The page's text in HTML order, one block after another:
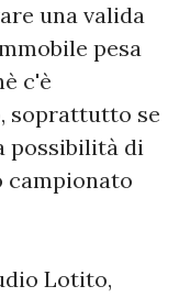
una valida
pesa
c'è
soprattutto se
possibilità di
campionato
Lotito,